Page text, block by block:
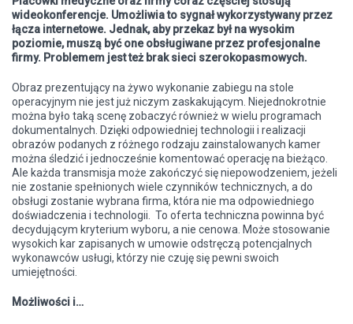
wideokonferencje. Umożliwia to sygnał wykorzystywany przez
łącza internetowe. Jednak, aby przekaz był na wysokim
poziomie, muszą być one obsługiwane przez profesjonalne
firmy. Problemem jest też brak sieci szerokopasmowych.
Obraz prezentujący na żywo wykonanie zabiegu na stole
operacyjnym nie jest już niczym zaskakującym. Niejednokrotnie
można było taką scenę zobaczyć również w wielu programach
dokumentalnych. Dzięki odpowiedniej technologii i realizacji
obrazów podanych z różnego rodzaju zainstalowanych kamer
można śledzić i jednocześnie komentować operację na bieżąco.
Ale każda transmisja może zakończyć się niepowodzeniem, jeżeli
nie zostanie spełnionych wiele czynników technicznych, a do
obsługi zostanie wybrana firma, która nie ma odpowiedniego
doświadczenia i technologii. To oferta techniczna powinna być
decydującym kryterium wyboru, a nie cenowa. Może stosowanie
wysokich kar zapisanych w umowie odstręczą potencjalnych
wykonawców usługi, którzy nie czuję się pewni swoich
umiejętności.
Możliwości i…